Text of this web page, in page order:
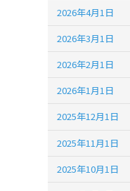
2026年4月1日
2026年3月1日
2026年2月1日
2026年1月1日
2025年12月1日
2025年11月1日
2025年10月1日